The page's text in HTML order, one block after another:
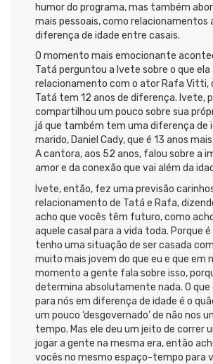
humor do programa, mas também
mais pessoais, como relacionamentos
diferença de idade entre casais.
O momento mais emocionante
Tatá perguntou a Ivete sobre o que ela
relacionamento com o ator Rafa Vitti,
Tatá tem 12 anos de diferença. Ivete,
compartilhou um pouco sobre sua
já que também tem uma diferença de
marido, Daniel Cady, que é 13 anos
A cantora, aos 52 anos, falou sobre a
amor e da conexão que vai além da
Ivete, então, fez uma previsão
relacionamento de Tatá e Rafa,
acho que vocês têm futuro, como
aquele casal para a vida toda. Porque
tenho uma situação de ser casada
muito mais jovem do que eu e que em
momento a gente fala sobre isso,
determina absolutamente nada. O
para nós em diferença de idade é o
um pouco ‘desgovernado’ de não nos
tempo. Mas ele deu um jeito de correr
jogar a gente na mesma era, então
vocês no mesmo espaço-tempo para